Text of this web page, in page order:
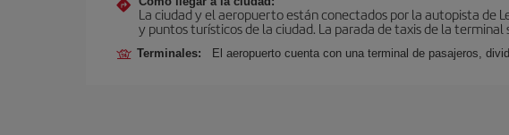
La ciudad y el aeropuerto están conectados por la autopista de
y puntos turísticos de la ciudad. La parada de taxis de la
Terminales: El aeropuerto cuenta con una terminal de pasajeros,